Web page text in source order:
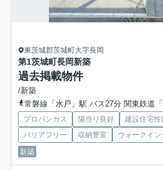
東茨城郡茨城町大字長岡
第1茨城町長岡新築
過去掲載物件
/新築
常磐線「水戸」駅 バス27分 関東鉄道「矢頭
プロパンガス 陽当り良好
建設住宅
バリアフリー
収納豊富
ウォークイン
新築